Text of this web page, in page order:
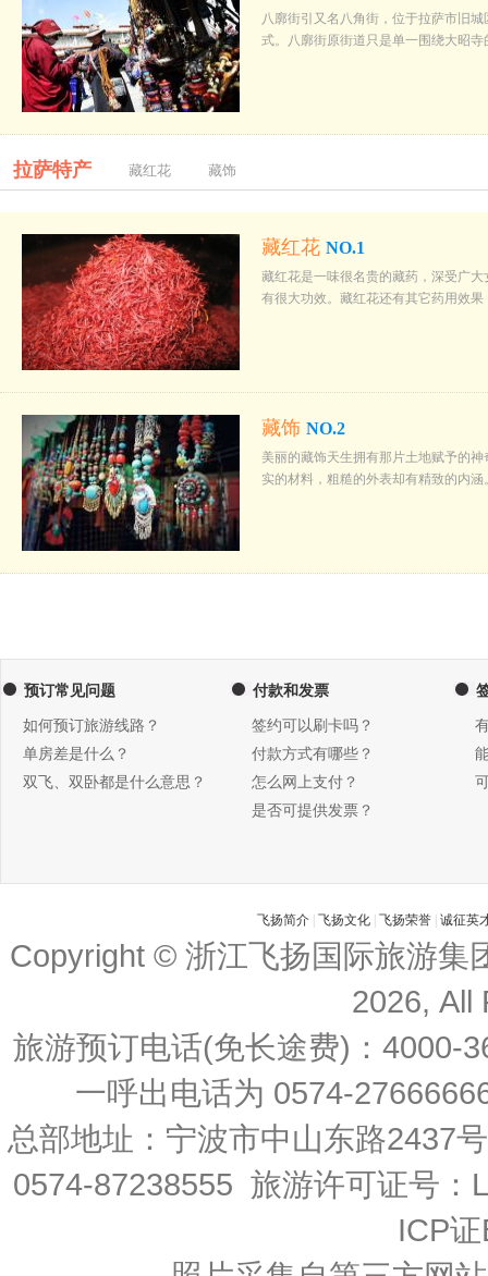
八廓街引又名八角街，位于拉萨市旧
式。八廓街原街道只是单一围绕大昭
拉萨特产 藏红花 藏饰
藏红花 NO.1
藏红花是一味很名贵的藏药，深受广
有很大功效。藏红花还有其它药用效
藏饰 NO.2
美丽的藏饰天生拥有那片土地赋予的
实的材料，粗糙的外表却有精致的内
预订常见问题
如何预订旅游线路？
单房差是什么？
双飞、双卧都是什么意思？
付款和发票
签约可以刷卡吗？
付款方式有哪些？
怎么网上支付？
是否可提供发票？
飞扬简介 飞扬文化 飞扬荣誉 诚征英
Copyright © 浙江飞扬国际旅游集
2026, All
旅游预订电话(免长途费)：4000-
一呼出电话为 0574-
总部地址：宁波市中山东路2437
0574-87238555 旅游许可证号
ICP